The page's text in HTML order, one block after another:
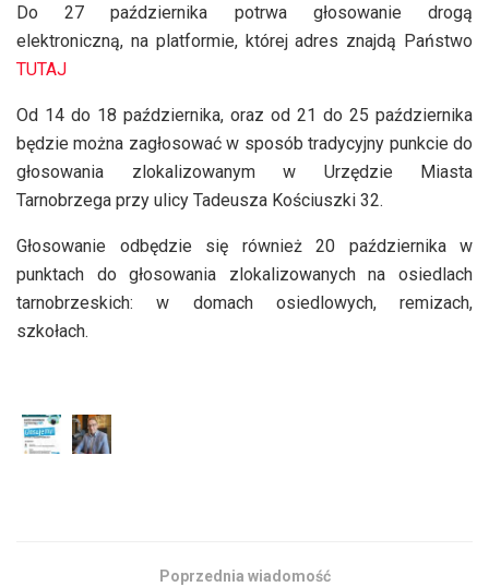
Do 27 października potrwa głosowanie drogą
elektroniczną, na platformie, której adres znajdą Państwo
TUTAJ
Od 14 do 18 października, oraz od 21 do 25 października
będzie można zagłosować w sposób tradycyjny punkcie do
głosowania zlokalizowanym w Urzędzie Miasta
Tarnobrzega przy ulicy Tadeusza Kościuszki 32.
Głosowanie odbędzie się również 20 października w
punktach do głosowania zlokalizowanych na osiedlach
tarnobrzeskich: w domach osiedlowych, remizach,
szkołach.
Poprzednia wiadomość